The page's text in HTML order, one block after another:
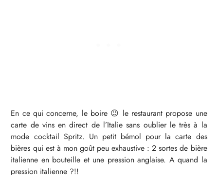
En ce qui concerne, le boire 😉 le restaurant propose une
carte de vins en direct de l’Italie sans oublier le très à la
mode cocktail Spritz. Un petit bémol pour la carte des
bières qui est à mon goût peu exhaustive : 2 sortes de bière
italienne en bouteille et une pression anglaise. A quand la
pression italienne ?!!